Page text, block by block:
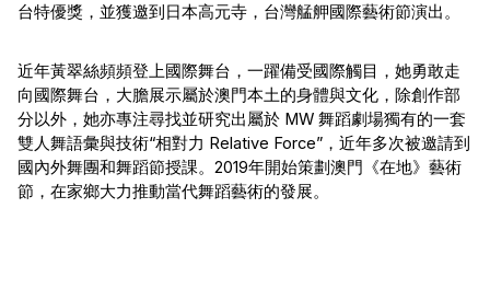
台特優獎，並獲邀到日本高元寺，台灣艋舺國際藝術節演出。
近年黃翠絲頻頻登上國際舞台，一躍備受國際觸目，她勇敢走
向國際舞台，大膽展示屬於澳門本土的身體與文化，除創作部
分以外，她亦專注尋找並研究出屬於 MW 舞蹈劇場獨有的一套
雙人舞語彙與技術“相對力 Relative Force”，近年多次被邀請到
國內外舞團和舞蹈節授課。2019年開始策劃澳門《在地》藝術
節，在家鄉大力推動當代舞蹈藝術的發展。